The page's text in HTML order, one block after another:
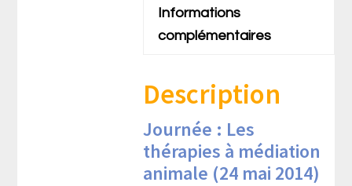
Informations
complémentaires
Description
Journée : Les
thérapies à médiation
animale (24 mai 2014)